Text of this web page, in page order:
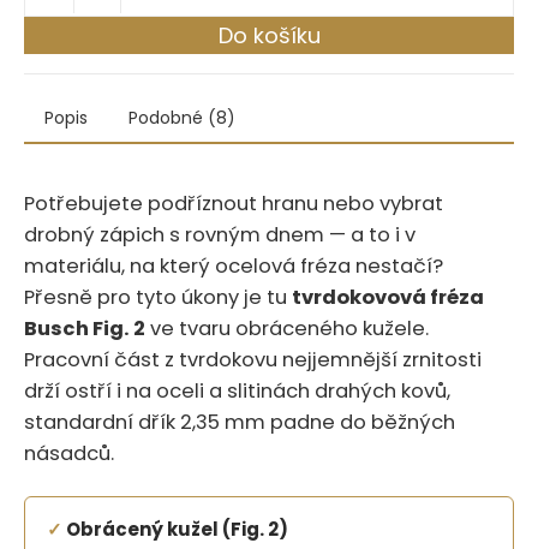
Do košíku
Popis Podobné (8)
Potřebujete podříznout hranu nebo vybrat
drobný zápich s rovným dnem — a to i v
materiálu, na který ocelová fréza nestačí?
Přesně pro tyto úkony je tu tvrdokovová fréza
Busch Fig. 2 ve tvaru obráceného kužele.
Pracovní část z tvrdokovu nejjemnější zrnitosti
drží ostří i na oceli a slitinách drahých kovů,
standardní dřík 2,35 mm padne do běžných
násadců.
✓ Obrácený kužel (Fig. 2)